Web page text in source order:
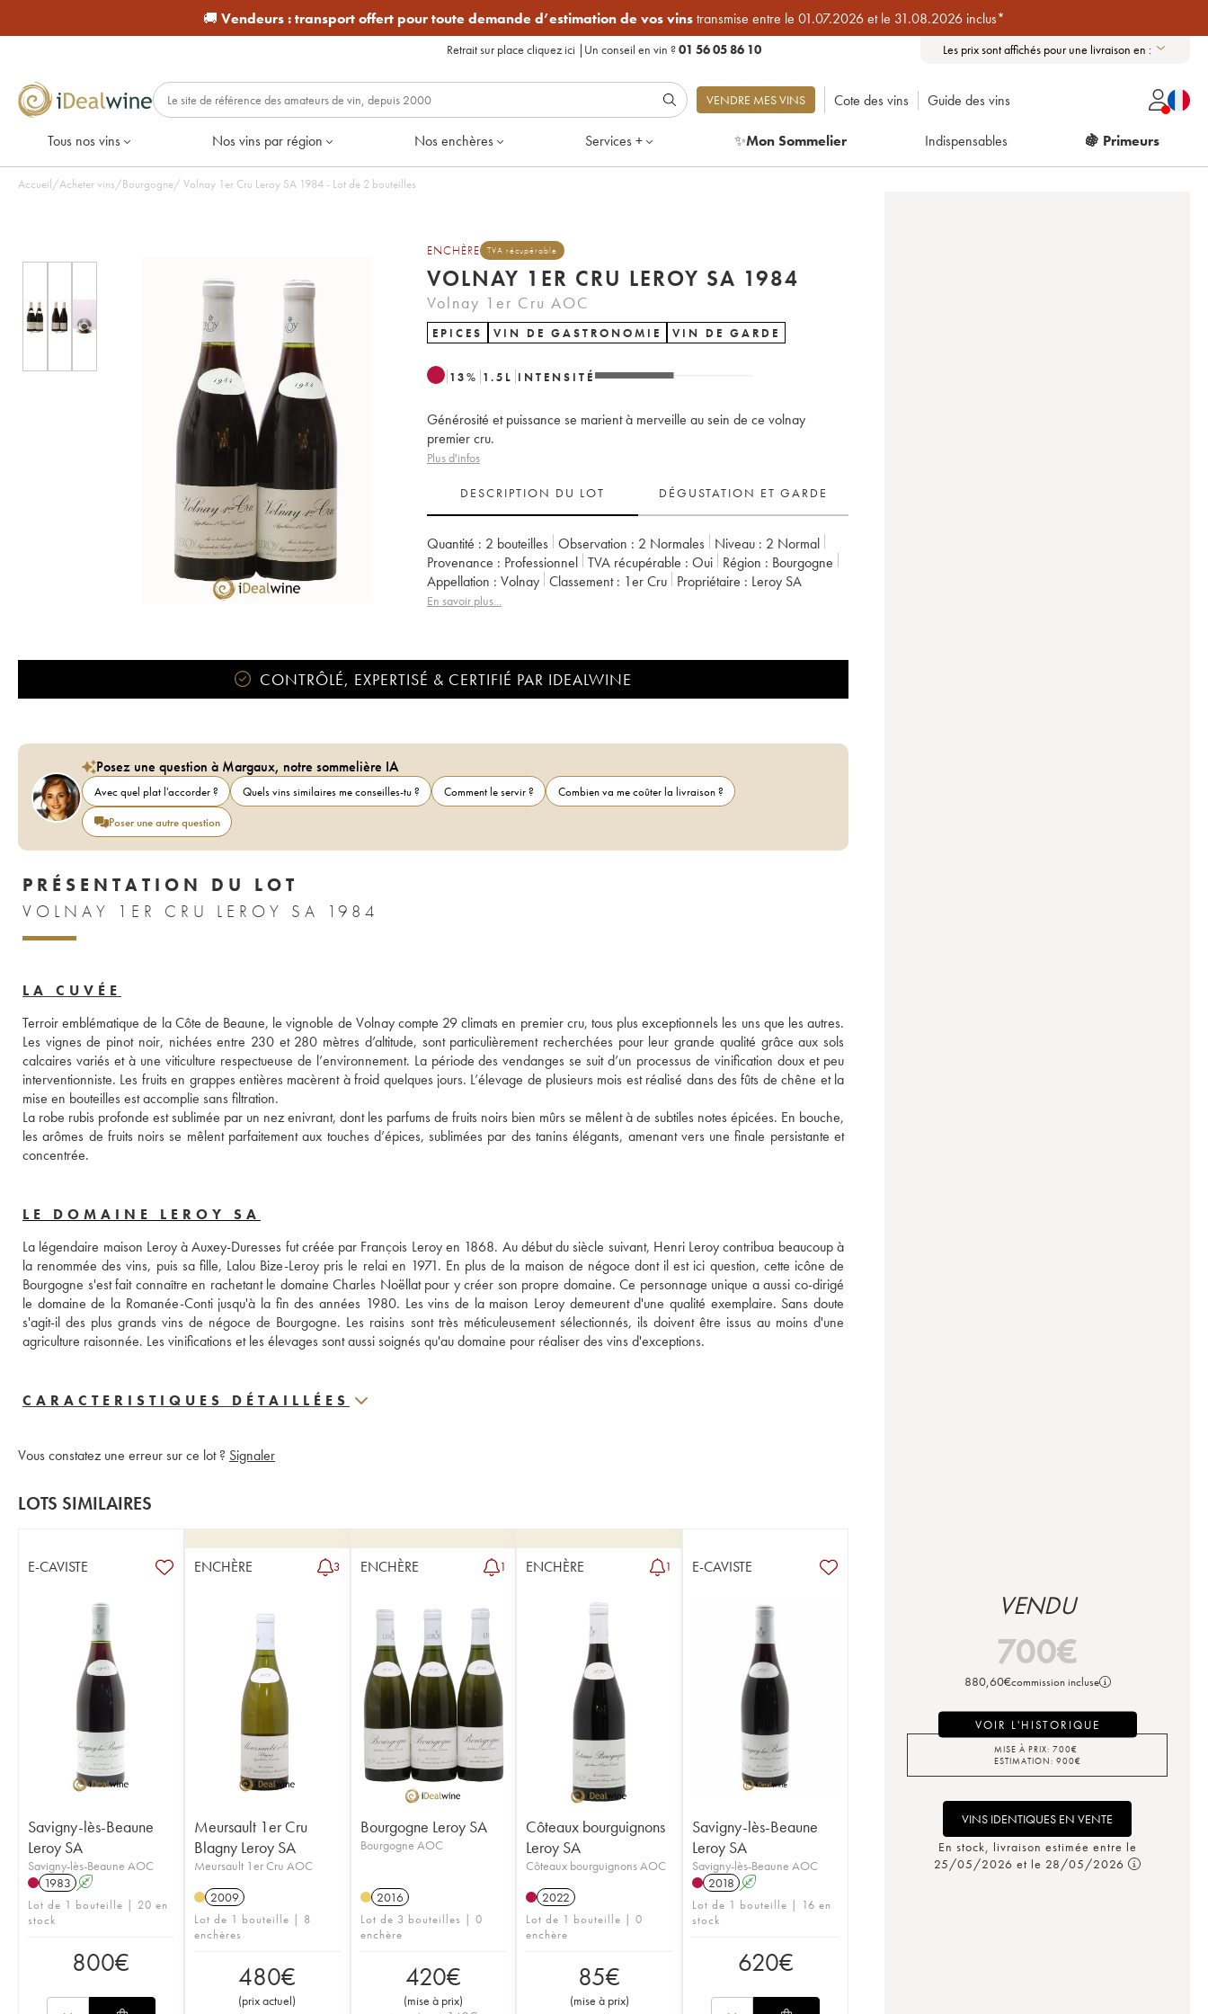
🚚 Vendeurs :transport offert pour toute demande d’estimation de vos vinstransmise entre le 01.07.2026 et le 31.08.2026 inclus*
Retrait sur place cliquez ici | Un conseil en vin ?01 56 05 86 10 Les prix sont affichés pour une livraison en :
VENDRE MES VINS Cote des vins Guide des vins
Tous nos vins Nos vins par région Nos enchères Services + ✨Mon Sommelier Indispensables 🍇 Primeurs
Accueil/Acheter vins/Bourgogne/ Volnay 1er Cru Leroy SA 1984 - Lot de 2 bouteilles
ENCHÈRE TVA récupérable
VOLNAY 1ER CRU LEROY SA 1984
Volnay 1er Cru AOC
EPICES VIN DE GASTRONOMIE VIN DE GARDE
13% 1.5 L INTENSITÉ
Générosité et puissance se marient à merveille au sein de ce volnay
premier cru.
Plus d'infos
DESCRIPTION DU LOT DÉGUSTATION ET GARDE
Quantité : 2 bouteilles Observation : 2 Normales Niveau : 2 Normal
Provenance :
professionnel TVA récupérable : oui Région :
Bourgogne
Appellation :
Volnay Classement : 1er Cru Propriétaire : Leroy SA
En savoir plus...
CONTRÔLÉ, EXPERTISÉ & CERTIFIÉ PAR IDEALWINE
Posez une question à Margaux, notre sommelière IA
Avec quel plat l'accorder ? Quels vins similaires me conseilles-tu ? Comment le servir ?
Combien va me coûter la livraison ?
Poser une autre question
PRÉSENTATION DU LOT
VOLNAY 1ER CRU LEROY SA 1984
LA CUVÉE
Terroir emblématique de la Côte de Beaune, le vignoble de Volnay compte 29 climats en premier cru, tous plus exceptionnels les uns que les autres.
Les vignes de pinot noir, nichées entre 230 et 280 mètres d’altitude, sont particulièrement recherchées pour leur grande qualité grâce aux sols
calcaires variés et à une viticulture respectueuse de l’environnement. La période des vendanges se suit d’un processus de vinification doux et peu
interventionniste. Les fruits en grappes entières macèrent à froid quelques jours. L’élevage de plusieurs mois est réalisé dans des fûts de chêne et la
mise en bouteilles est accomplie sans filtration.
La robe rubis profonde est sublimée par un nez enivrant, dont les parfums de fruits noirs bien mûrs se mêlent à de subtiles notes épicées. En bouche,
les arômes de fruits noirs se mêlent parfaitement aux touches d’épices, sublimées par des tanins élégants, amenant vers une finale persistante et
concentrée.
LE DOMAINE LEROY SA
La légendaire maison Leroy à Auxey-Duresses fut créée par François Leroy en 1868. Au début du siècle suivant, Henri Leroy contribua beaucoup à
la renommée des vins, puis sa fille, Lalou Bize-Leroy pris le relai en 1971. En plus de la maison de négoce dont il est ici question, cette icône de
Bourgogne s'est fait connaître en rachetant le domaine Charles Noëllat pour y créer son propre domaine. Ce personnage unique a aussi co-dirigé
le domaine de la Romanée-Conti jusqu'à la fin des années 1980. Les vins de la maison Leroy demeurent d'une qualité exemplaire. Sans doute
s'agit-il des plus grands vins de négoce de Bourgogne. Les raisins sont très méticuleusement sélectionnés, ils doivent être issus au moins d'une
agriculture raisonnée. Les vinifications et les élevages sont aussi soignés qu'au domaine pour réaliser des vins d'exceptions.
CARACTERISTIQUES DÉTAILLÉES
Vous constatez une erreur sur ce lot ? Signaler
LOTS SIMILAIRES
E-CAVISTE
Savigny-lès-Beaune
Leroy SA
Savigny-lès-Beaune AOC
1983 A
Lot de 1 bouteille | 20 en
stock
800€
ENCHÈRE 3
Meursault 1er Cru
Blagny Leroy SA
Meursault 1er Cru AOC
2009
Lot de 1 bouteille | 8
enchères
480€
(prix actuel)
ENCHÈRE 1
Bourgogne Leroy SA
Bourgogne AOC
2016
Lot de 3 bouteilles | 0
enchère
420€
(mise à prix)
ENCHÈRE 1
Côteaux bourguignons
Leroy SA
Côteaux bourguignons AOC
2022
Lot de 1 bouteille | 0
enchère
85€
(mise à prix)
E-CAVISTE
Savigny-lès-Beaune
Leroy SA
Savigny-lès-Beaune AOC
2018 A
Lot de 1 bouteille | 16 en
stock
620€
VENDU
700€
880,60€commission incluse
VOIR L'HISTORIQUE
MISE À PRIX: 700€
ESTIMATION: 900€
VINS IDENTIQUES EN VENTE
En stock, livraison estimée entre le
25/05/2026 et le 28/05/2026